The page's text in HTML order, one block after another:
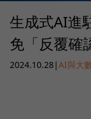
生成式AI進
免「反覆確
2024.10.28|AI與大